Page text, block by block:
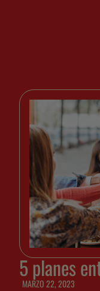
5 planes
MARZO 22, 2023